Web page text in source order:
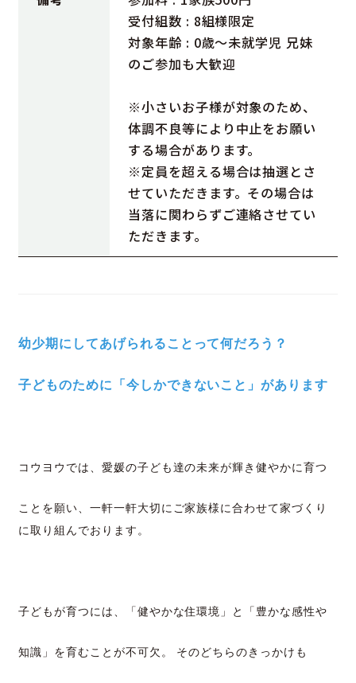
受付組数 : 8組様限定
対象年齢 : 0歳～未就学児 兄妹
のご参加も大歓迎
※小さいお子様が対象のため、
体調不良等により中止をお願い
する場合があります。
※定員を超える場合は抽選とさ
せていただきます。その場合は
当落に関わらずご連絡させてい
ただきます。
幼少期にしてあげられることって何だろう？
子どものために「今しかできないこと」があります
コウヨウでは、愛媛の子ども達の未来が輝き健やかに育つ
ことを願い、一軒一軒大切にご家族様に合わせて家づくり
に取り組んでおります。
子どもが育つには、 「健やかな住環境」と「豊かな感性や
知識」を育むことが不可欠。 そのどちらのきっかけも